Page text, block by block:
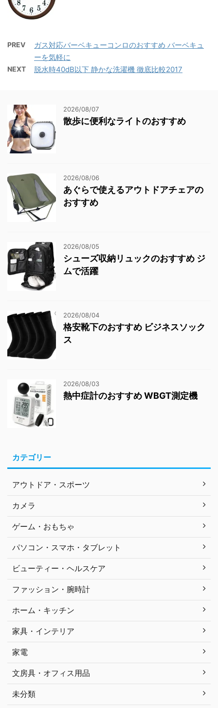
PREV
ガス対応バーベキューコンロのおすすめ バーベキュ
ーを気軽に
NEXT 脱水時40dB以下 静かな洗濯機 徹底比較2017
2026/08/07
散歩に便利なライトのおすすめ
2026/08/06
あぐらで使えるアウトドアチェアの
おすすめ
2026/08/05
シューズ収納リュックのおすすめ ジ
ムで活躍
2026/08/04
格安靴下のおすすめ ビジネスソック
ス
2026/08/03
熱中症計のおすすめ WBGT測定機
カテゴリー
アウトドア・スポーツ
カメラ
ゲーム・おもちゃ
パソコン・スマホ・タブレット
ビューティー・ヘルスケア
ファッション・腕時計
ホーム・キッチン
家具・インテリア
家電
文房具・オフィス用品
未分類